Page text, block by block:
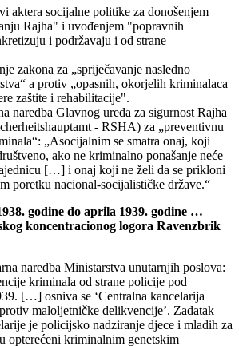
aktera socijalne politike za donošenjem
Rajha" i uvođenjem "popravnih
i podržavaju i od strane
zakona za „spriječavanje nasledno
a protiv „opasnih, okorjelih kriminalaca
zaštite i rehabilitacije".
naredba Glavnog ureda za sigurnost Rajha
- RSHA) za „preventivnu
„Asocijalnim se smatra onaj, koji
ako ne kriminalno ponašanje neće
[…] i onaj koji ne želi da se prikloni
poretku nacional-socijalističke države.“
godine do aprila 1939. godine …
koncentracionog logora Ravenzbrik
naredba Ministarstva unutarnjih poslova:
kriminala od strane policije pod
[…] osniva se ‘Centralna kancelarija
maloljetničke delikvencije’. Zadatak
je policijsko nadziranje djece i mladih za
opterećeni kriminalnim genetskim